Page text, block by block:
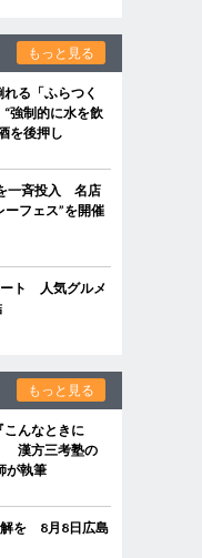
もっと見る
る「ふらつく
強制的に水を飲
を後押し
一斉投入 名店
ーフェス”を開催
ート 人気グルメ
もっと見る
こんなときに
漢方三考塾の
が執筆
解を 8月8日広島